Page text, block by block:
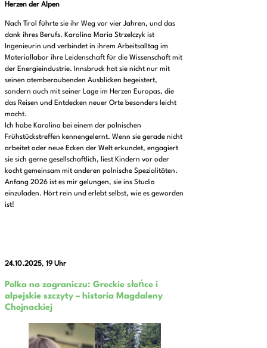
Herzen der Alpen
Nach Tirol führte sie ihr Weg vor vier Jahren, und das
dank ihres Berufs. Karolina Maria Strzelczyk ist
Ingenieurin und verbindet in ihrem Arbeitsalltag im
Materiallabor ihre Leidenschaft für die Wissenschaft mit
der Energieindustrie. Innsbruck hat sie nicht nur mit
seinen atemberaubenden Ausblicken begeistert,
sondern auch mit seiner Lage im Herzen Europas, die
das Reisen und Entdecken neuer Orte besonders leicht
macht.
Ich habe Karolina bei einem der polnischen
Frühstückstreffen kennengelernt. Wenn sie gerade nicht
arbeitet oder neue Ecken der Welt erkundet, engagiert
sie sich gerne gesellschaftlich, liest Kindern vor oder
kocht gemeinsam mit anderen polnische Spezialitäten.
Anfang 2026 ist es mir gelungen, sie ins Studio
einzuladen. Hört rein und erlebt selbst, wie es geworden
ist!
24.10.2025, 19 Uhr
Polka na zagraniczu: Greckie słońce i
alpejskie szczyty – historia Magdaleny
Chojnackiej